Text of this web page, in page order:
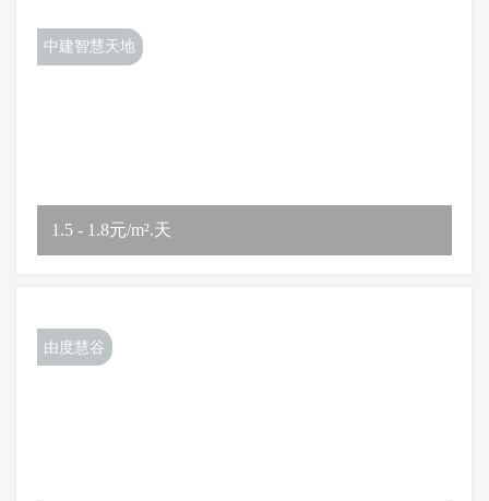
中建智慧天地
1.5 - 1.8元/m².天
由度慧谷